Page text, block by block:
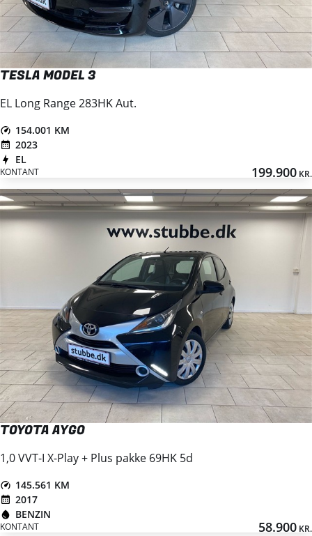
TESLA MODEL 3
EL Long Range 283HK Aut.
154.001 KM
2023
EL
KONTANT 199.900 KR.
TOYOTA AYGO
1,0 VVT-I X-Play + Plus pakke 69HK 5d
145.561 KM
2017
BENZIN
KONTANT 58.900 KR.